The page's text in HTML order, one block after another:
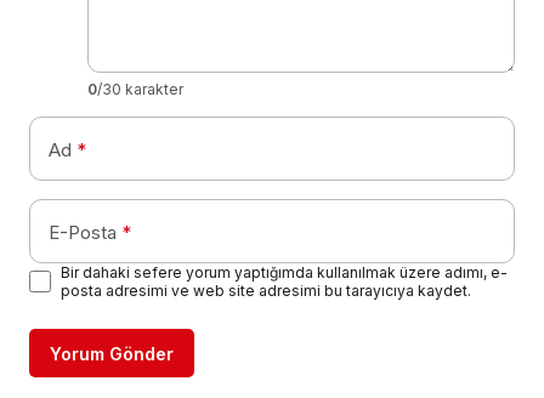
0/30 karakter
Ad *
E-Posta *
Bir dahaki sefere yorum yaptığımda kullanılmak üzere adımı, e-
posta adresimi ve web site adresimi bu tarayıcıya kaydet.
Yorum Gönder